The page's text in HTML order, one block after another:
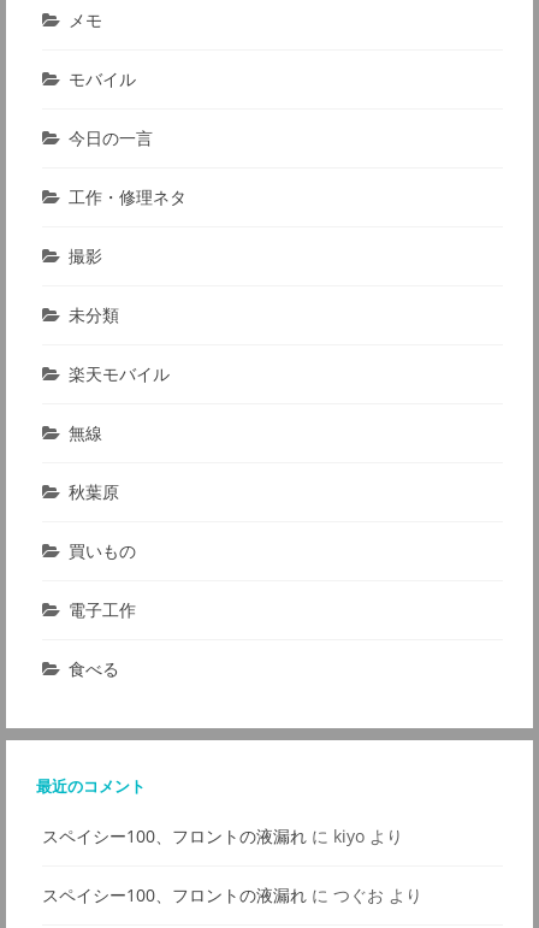
メモ
モバイル
今日の一言
工作・修理ネタ
撮影
未分類
楽天モバイル
無線
秋葉原
買いもの
電子工作
食べる
最近のコメント
スペイシー100、フロントの液漏れ に kiyo より
スペイシー100、フロントの液漏れ に つぐお より